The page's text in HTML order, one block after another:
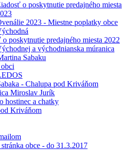
o poskytnutie predajného miesta
2023 - Miestne poplatky obce
poskytnutie predajného miesta 2022
a východnianska múranica
Sabaku
- Chalupa pod Kriváňom
Miroslav Jurík
hostinec a chatky
Kriváňom
obce - do 31.3.2017